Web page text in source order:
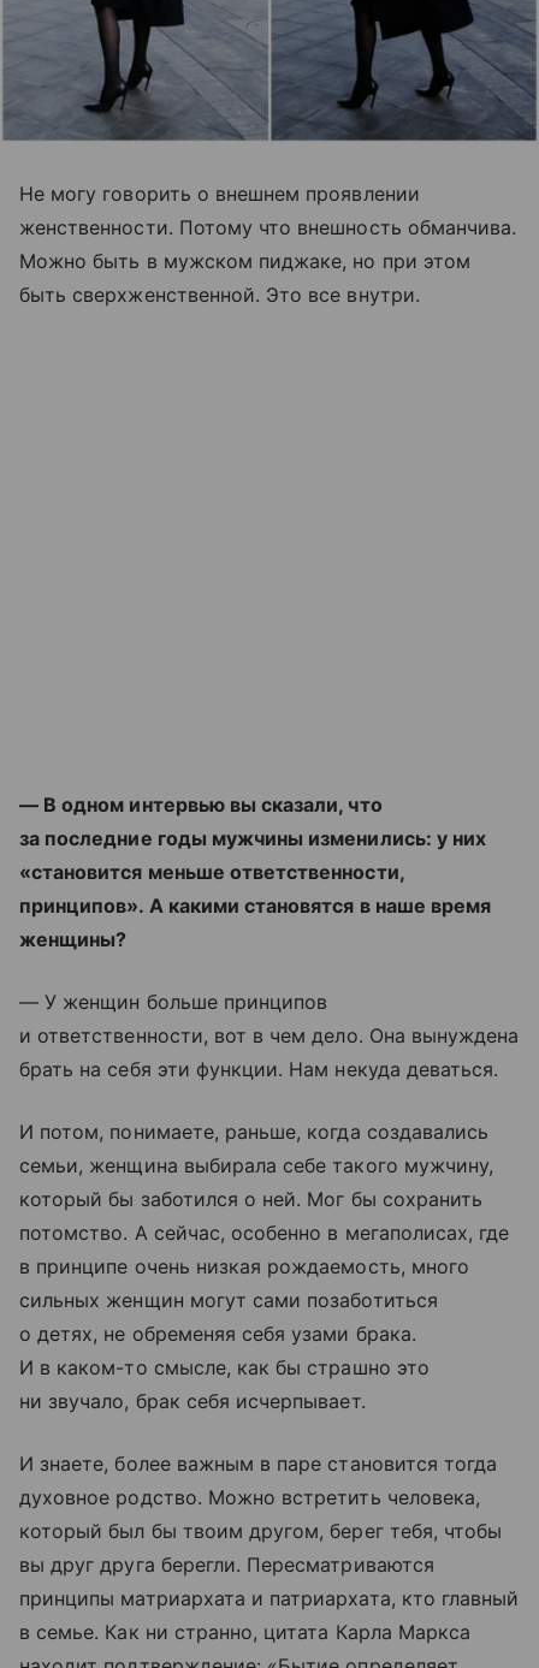
Не могу говорить о внешнем проявлении
женственности. Потому что внешность обманчива.
Можно быть в мужском пиджаке, но при этом
быть сверхженственной. Это все внутри.
— В одном интервью вы сказали, что
за последние годы мужчины изменились: у них
«становится меньше ответственности,
принципов». А какими становятся в наше время
женщины?
— У женщин больше принципов
и ответственности, вот в чем дело. Она вынуждена
брать на себя эти функции. Нам некуда деваться.
И потом, понимаете, раньше, когда создавались
семьи, женщина выбирала себе такого мужчину,
который бы заботился о ней. Мог бы сохранить
потомство. А сейчас, особенно в мегаполисах, где
в принципе очень низкая рождаемость, много
сильных женщин могут сами позаботиться
о детях, не обременяя себя узами брака.
И в каком-то смысле, как бы страшно это
ни звучало, брак себя исчерпывает.
И знаете, более важным в паре становится тогда
духовное родство. Можно встретить человека,
который был бы твоим другом, берег тебя, чтобы
вы друг друга берегли. Пересматриваются
принципы матриархата и патриархата, кто главный
в семье. Как ни странно, цитата Карла Маркса